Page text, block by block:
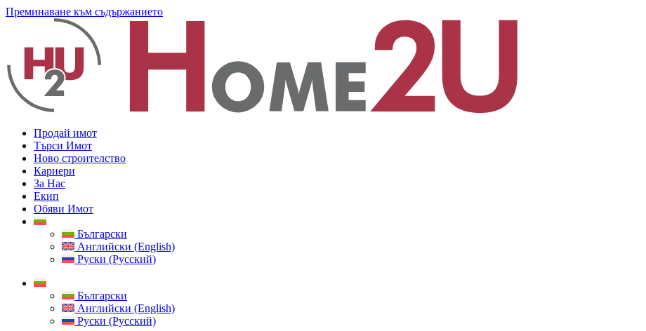
Преминаване към съдържанието
Продай имот
Търси Имот
Ново строителство
Кариери
За Нас
Екип
Обяви Имот
Български
Английски (English)
Руски (Русский)
Български
Английски (English)
Руски (Русский)